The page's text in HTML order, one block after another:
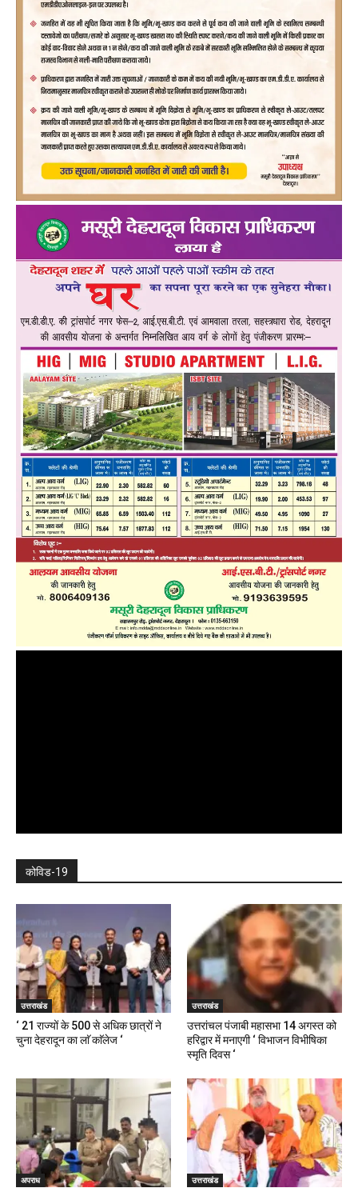
कोविड-19
उत्तराखंड
‘ 21 राज्यों के 500 से अधिक छात्रों ने
चुना देहरादून का लाॅ काॅलेज ‘
उत्तराखंड
उत्तरांचल पंजाबी महासभा 14 अगस्त को
हरिद्वार में मनाएगी ‘ विभाजन विभीषिका
स्मृति दिवस ‘
अपराध उत्तराखंड